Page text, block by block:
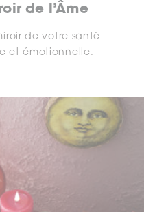
de l’Âme
de votre santé
et émotionnelle.